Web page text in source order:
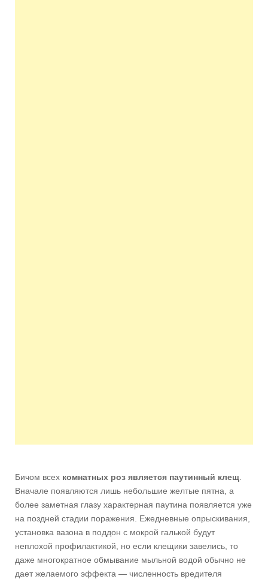
Бичом всех комнатных роз является паутинный клещ
Вначале появляются лишь небольшие желтые пятна, а
более заметная глазу характерная паутина появляется уже
на поздней стадии поражения. Ежедневные опрыскивания,
установка вазона в поддон с мокрой галькой будут
неплохой профилактикой, но если клещики завелись, то
даже многократное обмывание мыльной водой обычно не
дает желаемого эффекта — численность вредителя